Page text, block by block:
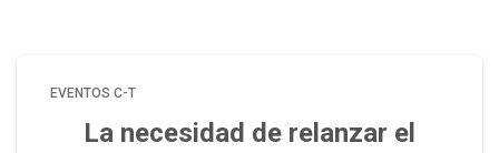
EVENTOS C-T
La necesidad de relanzar el